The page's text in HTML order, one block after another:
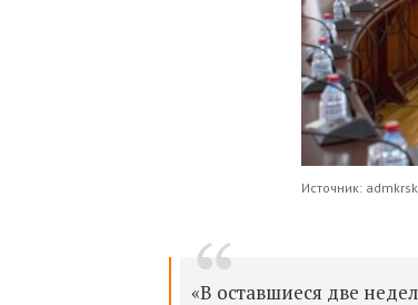
Источник:
«В оставшиеся две